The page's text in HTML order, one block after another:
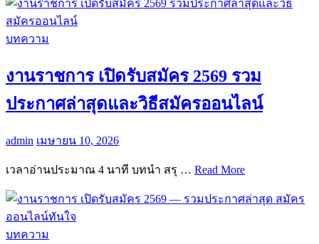
บทความ
งานราชการ เปิดรับสมัคร 2569 รวม
ประกาศล่าสุดและวิธีสมัครออนไลน์
admin เมษายน 10, 2026
เวลาอ่านประมาณ 4 นาที บทนำ สรุ … Read More
บทความ